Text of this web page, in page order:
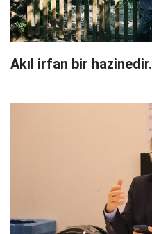
Akıl irfan bir hazinedir.